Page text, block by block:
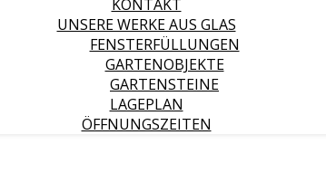
KONTAKT
UNSERE WERKE AUS GLAS
FENSTERFÜLLUNGEN
GARTENOBJEKTE
GARTENSTEINE
LAGEPLAN
ÖFFNUNGSZEITEN